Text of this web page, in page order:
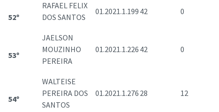
52º
RAFAEL FELIX
DOS SANTOS
01.2021.1.199 42 0
53º
JAELSON
MOUZINHO
PEREIRA
01.2021.1.226 42 0
54º
WALTEISE
PEREIRA DOS
SANTOS
01.2021.1.276 28 12